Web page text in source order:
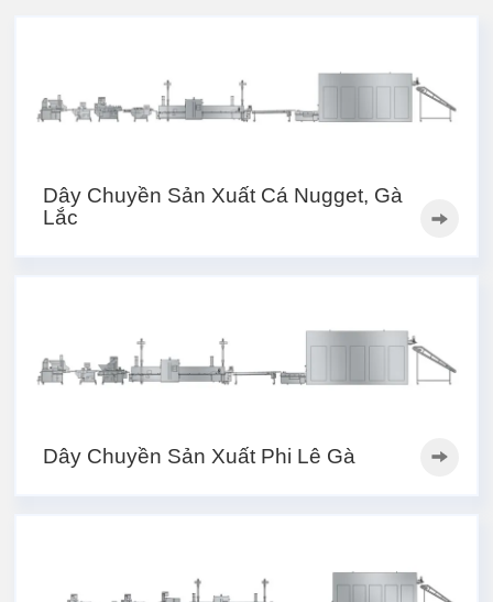
Dây Chuyền Sản Xuất Cá Nugget, Gà
Lắc
Dây Chuyền Sản Xuất Phi Lê Gà